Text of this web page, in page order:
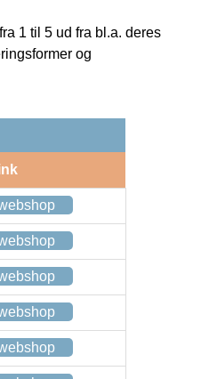
1 til 5 ud fra bl.a. deres
og